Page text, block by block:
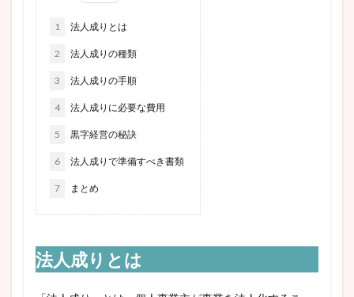
1 法人成りとは
2 法人成りの種類
3 法人成りの手順
4 法人成りに必要な費用
5 黒字経営の秘訣
6 法人成りで準備すべき書類
7 まとめ
法人成りとは